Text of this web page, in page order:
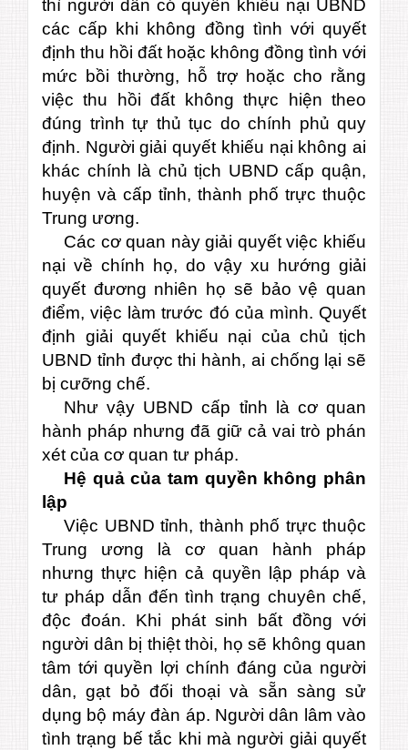
thì người dân có quyền khiếu nại UBND
các cấp khi không đồng tình với quyết
định thu hồi đất hoặc không đồng tình với
mức bồi thường, hỗ trợ hoặc cho rằng
việc thu hồi đất không thực hiện theo
đúng trình tự thủ tục do chính phủ quy
định. Người giải quyết khiếu nại không ai
khác chính là chủ tịch UBND cấp quận,
huyện và cấp tỉnh, thành phố trực thuộc
Trung ương.
Các cơ quan này giải quyết việc khiếu
nại về chính họ, do vậy xu hướng giải
quyết đương nhiên họ sẽ bảo vệ quan
điểm, việc làm trước đó của mình. Quyết
định giải quyết khiếu nại của chủ tịch
UBND tỉnh được thi hành, ai chống lại sẽ
bị cưỡng chế.
Như vậy UBND cấp tỉnh là cơ quan
hành pháp nhưng đã giữ cả vai trò phán
xét của cơ quan tư pháp.
Hệ quả của tam quyền không phân
lập
Việc UBND tỉnh, thành phố trực thuộc
Trung ương là cơ quan hành pháp
nhưng thực hiện cả quyền lập pháp và
tư pháp dẫn đến tình trạng chuyên chế,
độc đoán. Khi phát sinh bất đồng với
người dân bị thiệt thòi, họ sẽ không quan
tâm tới quyền lợi chính đáng của người
dân, gạt bỏ đối thoại và sẵn sàng sử
dụng bộ máy đàn áp. Người dân lâm vào
tình trạng bế tắc khi mà người giải quyết